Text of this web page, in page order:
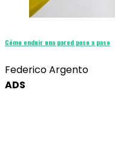
Cómo enduir una pared paso a paso
Federico Argento
ADS